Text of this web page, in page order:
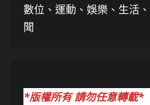
數位、運動、娛樂、生活
聞
*版權所有 請勿任意轉載*